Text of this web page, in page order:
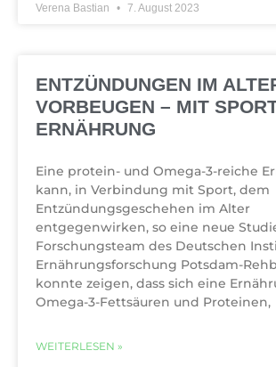
Verena Bastian 7. August 2023
ENTZÜNDUNGEN IM
VORBEUGEN – MIT
ERNÄHRUNG
Eine protein- und Omega-3-reiche
kann, in Verbindung mit Sport, dem
Entzündungsgeschehen im Alter
entgegenwirken, so eine neue
Forschungsteam des Deutschen
Ernährungsforschung Potsdam-
konnte zeigen, dass sich eine
Omega-3-Fettsäuren und Proteinen,
WEITERLESEN »